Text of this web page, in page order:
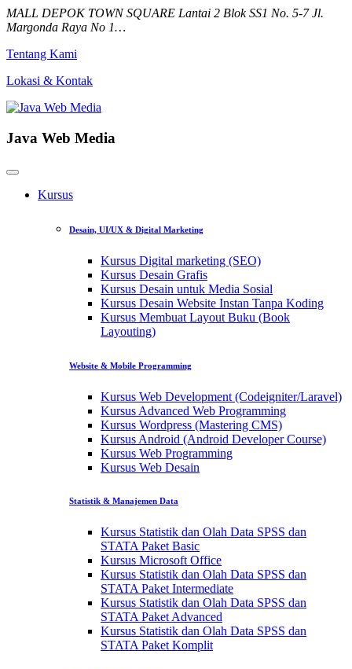
MALL DEPOK TOWN SQUARE Lantai 2 Blok SS1 No. 5-7 Jl.
Margonda Raya No 1…
Tentang Kami
Lokasi & Kontak
Java Web Media
Kursus
Desain, UI/UX & Digital Marketing
Kursus Digital marketing (SEO)
Kursus Desain Grafis
Kursus Desain untuk Media Sosial
Kursus Desain Website Instan Tanpa Koding
Kursus Membuat Layout Buku (Book
Layouting)
Website & Mobile Programming
Kursus Web Development (Codeigniter/Laravel)
Kursus Advanced Web Programming
Kursus Wordpress (Mastering CMS)
Kursus Android (Android Developer Course)
Kursus Web Programming
Kursus Web Desain
Statistik & Manajemen Data
Kursus Statistik dan Olah Data SPSS dan
STATA Paket Basic
Kursus Microsoft Office
Kursus Statistik dan Olah Data SPSS dan
STATA Paket Intermediate
Kursus Statistik dan Olah Data SPSS dan
STATA Paket Advanced
Kursus Statistik dan Olah Data SPSS dan
STATA Paket Komplit